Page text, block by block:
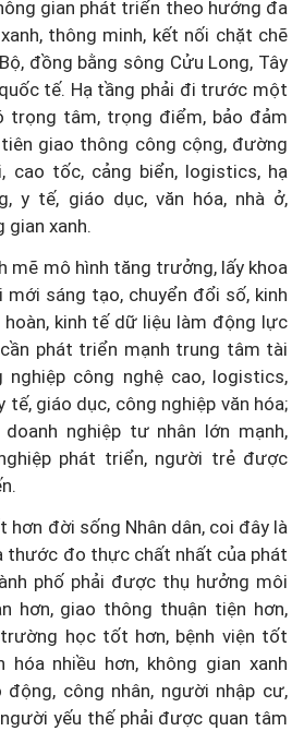
gian phát triển theo hướng đa
thông minh, kết nối chặt chẽ
đồng bằng sông Cửu Long, Tây
tế. Hạ tầng phải đi trước một
trọng tâm, trọng điểm, bảo đảm
giao thông công cộng, đường
cao tốc, cảng biển, logistics, hạ
y tế, giáo dục, văn hóa, nhà ở,
gian xanh.
mẽ mô hình tăng trưởng, lấy khoa
mới sáng tạo, chuyển đổi số, kinh
hoàn, kinh tế dữ liệu làm động lực
phát triển mạnh trung tâm tài
nghiệp công nghệ cao, logistics,
tế, giáo dục, công nghiệp văn hóa;
nghiệp tư nhân lớn mạnh,
phát triển, người trẻ được
hơn đời sống Nhân dân, coi đây là
thước đo thực chất nhất của phát
phố phải được thụ hưởng môi
hơn, giao thông thuận tiện hơn,
học tốt hơn, bệnh viện tốt
hóa nhiều hơn, không gian xanh
công nhân, người nhập cư,
yếu thế phải được quan tâm